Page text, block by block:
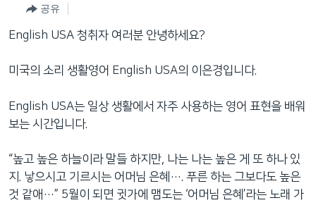
인
텐
로
메
인
네
라디오
프로그램
언어 선택
공유
English USA 청취자 여러분 안녕하세요?
미국의 소리 생활영어 English USA의 이은경입니다.
English USA는 일상 생활에서 자주 사용하는 영어 표현을 배워
보는 시간입니다.
“높고 높은 하늘이라 말들 하지만, 나는 나는 높은 게 또 하나 있
지. 낳으시고 기르시는 어머님 은혜…. 푸른 하는 그보다도 높은
것 같애…” 5월이 되면 귓가에 맴도는 ‘어머님 은혜’라는 노래 가